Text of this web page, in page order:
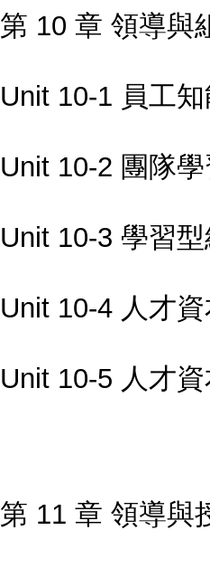
第 10 章 領導與
Unit 10-1 員工
Unit 10-2 團隊
Unit 10-3 學習
Unit 10-4 人才
Unit 10-5 人才
第 11 章 領導與